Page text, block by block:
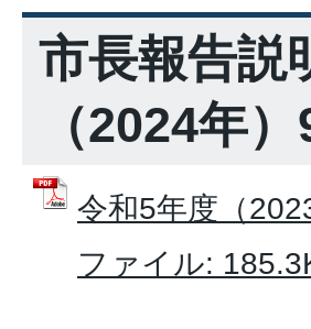
市長報告説
（2024年
令和5年度（
ファイル: